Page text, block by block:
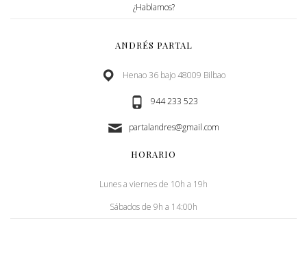
¿Hablamos?
ANDRÉS PARTAL
Henao 36 bajo 48009 Bilbao
944 233 523
partalandres@gmail.com
HORARIO
Lunes a viernes de 10h a 19h
Sábados de 9h a 14:00h